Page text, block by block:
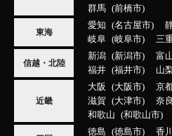
群馬
前橋市
東海
愛知 名古屋市
岐阜
岐阜市 三
信越・北陸
新潟 新潟市 富
福井
福井市 山
近畿
大阪 大阪市 京
滋賀
大津市 奈良
和歌山
和歌山市
徳島 徳島市 香川